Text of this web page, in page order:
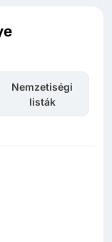
Nemzetiségi
listák